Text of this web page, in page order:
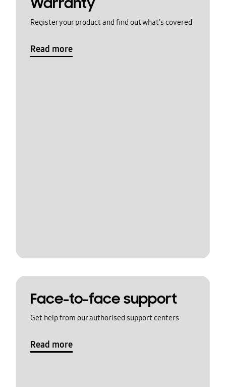
Register your product and find out what's covered
Read more
Face-to-face support
Get help from our authorised support centers
Read more